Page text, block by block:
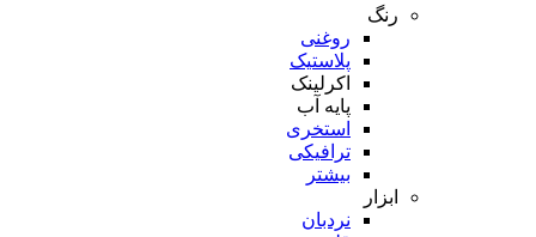
رنگ
روغنی
پلاستیک
اکرلینک
پایه آب
استخری
ترافیکی
بیشتر
ابزار
نردبان